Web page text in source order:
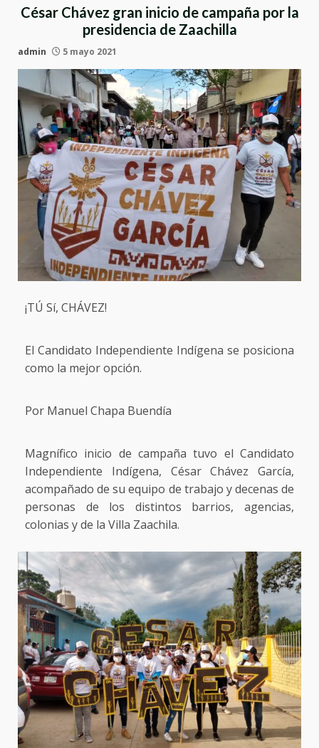
César Chávez gran inicio de campaña por la
presidencia de Zaachilla
admin 5 mayo 2021
¡TÚ Sí, CHÁVEZ!
El Candidato Independiente Indígena se posiciona
como la mejor opción.
Por Manuel Chapa Buendía
Magnífico inicio de campaña tuvo el Candidato
Independiente Indígena, César Chávez García,
acompañado de su equipo de trabajo y decenas de
personas de los distintos barrios, agencias,
colonias y de la Villa Zaachila.